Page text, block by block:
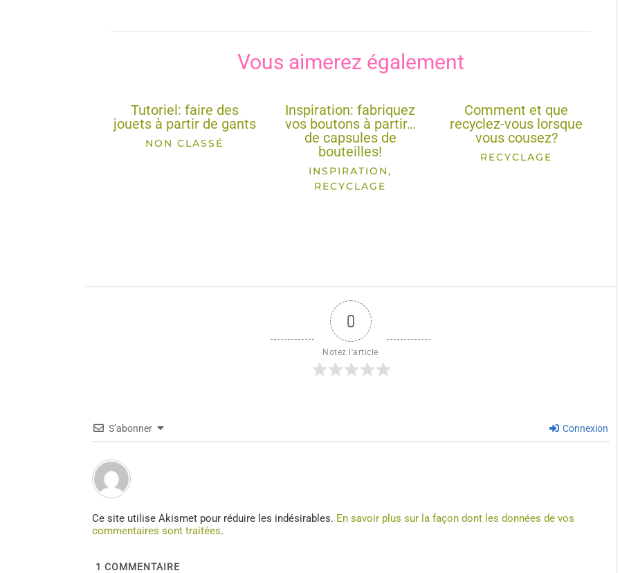
Vous aimerez également
Tutoriel: faire des
jouets à partir de gants
NON CLASSÉ
Inspiration: fabriquez
vos boutons à partir…
de capsules de
bouteilles!
INSPIRATION,
RECYCLAGE
Comment et que
recyclez-vous lorsque
vous cousez?
RECYCLAGE
0
Notez l'article
S’abonner Connexion
Ce site utilise Akismet pour réduire les indésirables. En savoir plus sur la façon dont les données de vos
commentaires sont traitées.
1 COMMENTAIRE